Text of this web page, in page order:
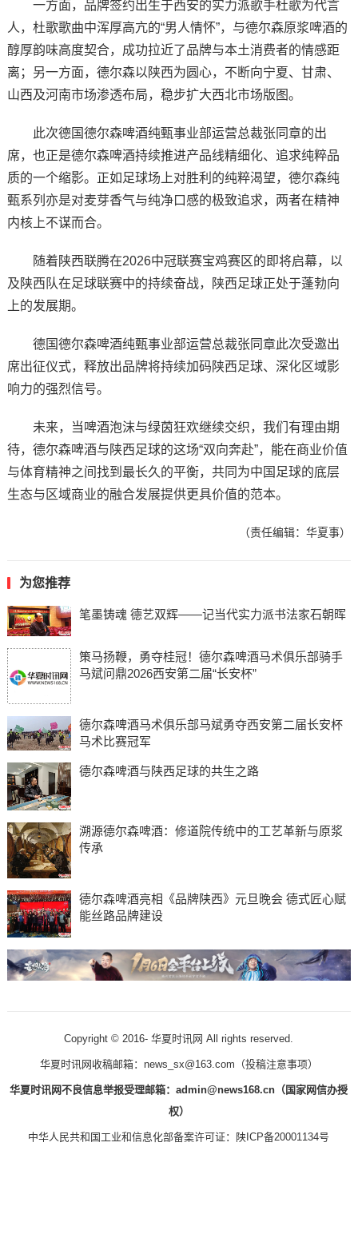
一方面，品牌签约出生于西安的实力派歌手杜歌为代言
人，杜歌歌曲中浑厚高亢的“男人情怀”，与德尔森原浆啤酒的
醇厚韵味高度契合，成功拉近了品牌与本土消费者的情感距
离；另一方面，德尔森以陕西为圆心，不断向宁夏、甘肃、
山西及河南市场渗透布局，稳步扩大西北市场版图。
此次德国德尔森啤酒纯甄事业部运营总裁张同章的出
席，也正是德尔森啤酒持续推进产品线精细化、追求纯粹品
质的一个缩影。正如足球场上对胜利的纯粹渴望，德尔森纯
甄系列亦是对麦芽香气与纯净口感的极致追求，两者在精神
内核上不谋而合。
随着陕西联腾在2026中冠联赛宝鸡赛区的即将启幕，以
及陕西队在足球联赛中的持续奋战，陕西足球正处于蓬勃向
上的发展期。
德国德尔森啤酒纯甄事业部运营总裁张同章此次受邀出
席出征仪式，释放出品牌将持续加码陕西足球、深化区域影
响力的强烈信号。
未来，当啤酒泡沫与绿茵狂欢继续交织，我们有理由期
待，德尔森啤酒与陕西足球的这场“双向奔赴”，能在商业价值
与体育精神之间找到最长久的平衡，共同为中国足球的底层
生态与区域商业的融合发展提供更具价值的范本。
（责任编辑：华夏事）
为您推荐
笔墨铸魂 德艺双辉——记当代实力派书法家石朝晖
策马扬鞭，勇夺桂冠！德尔森啤酒马术俱乐部骑手
马斌问鼎2026西安第二届“长安杯”
德尔森啤酒马术俱乐部马斌勇夺西安第二届长安杯
马术比赛冠军
德尔森啤酒与陕西足球的共生之路
溯源德尔森啤酒：修道院传统中的工艺革新与原浆
传承
德尔森啤酒亮相《品牌陕西》元旦晚会 德式匠心赋
能丝路品牌建设
Copyright © 2016- 华夏时讯网 All rights reserved.
华夏时讯网收稿邮箱：news_sx@163.com（投稿注意事项）
华夏时讯网不良信息举报受理邮箱：admin@news168.cn（国家网信办授
权）
中华人民共和国工业和信息化部备案许可证： 陕ICP备20001134号